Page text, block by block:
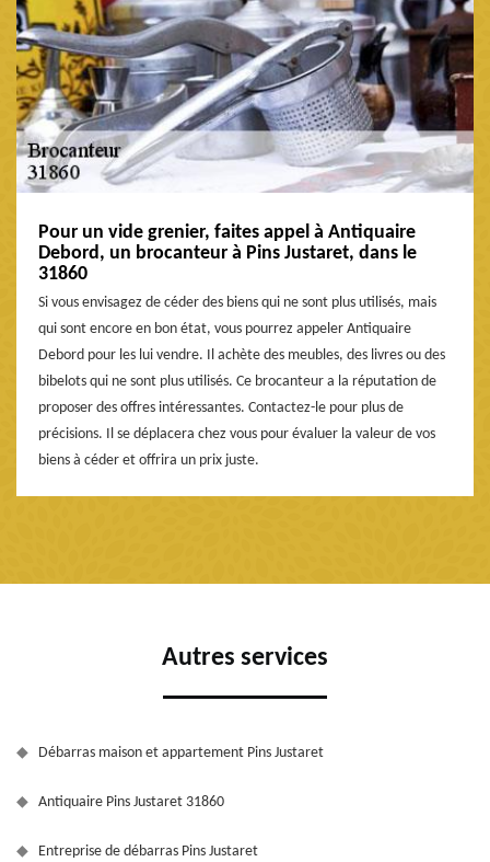
Pour un vide grenier, faites appel à Antiquaire
Debord, un brocanteur à Pins Justaret, dans le
31860
Si vous envisagez de céder des biens qui ne sont plus utilisés, mais
qui sont encore en bon état, vous pourrez appeler Antiquaire
Debord pour les lui vendre. Il achète des meubles, des livres ou des
bibelots qui ne sont plus utilisés. Ce brocanteur a la réputation de
proposer des offres intéressantes. Contactez-le pour plus de
précisions. Il se déplacera chez vous pour évaluer la valeur de vos
biens à céder et offrira un prix juste.
Autres services
Débarras maison et appartement Pins Justaret
Antiquaire Pins Justaret 31860
Entreprise de débarras Pins Justaret